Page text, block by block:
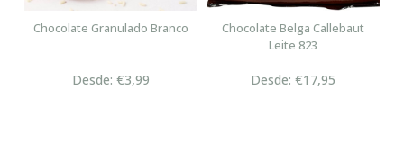
Chocolate Granulado Branco
Desde: €3,99
Chocolate Belga Callebaut
Leite 823
Desde: €17,95